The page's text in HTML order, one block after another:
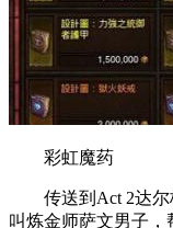
彩虹魔药
传送到Act 2达尔
叫炼金师萨文男子，